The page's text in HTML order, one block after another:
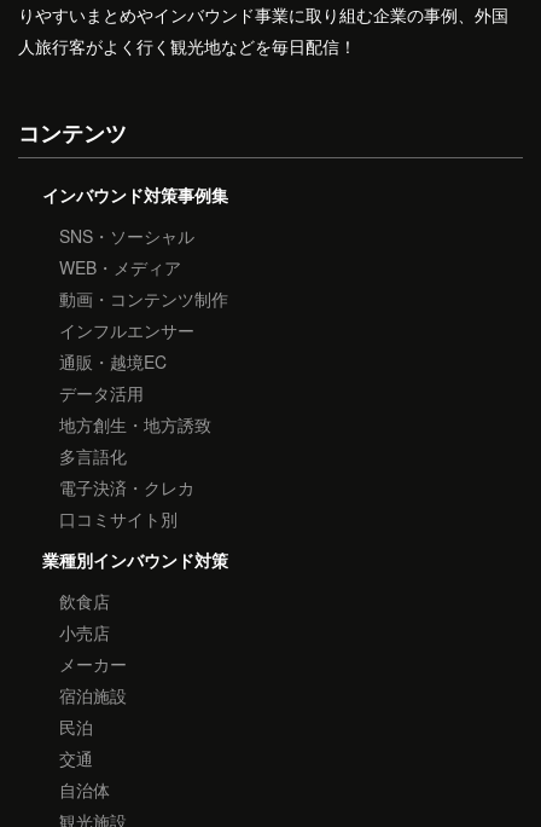
りやすいまとめやインバウンド事業に取り組む企業の事例、外国
人旅行客がよく行く観光地などを毎日配信！
コンテンツ
インバウンド対策事例集
SNS・ソーシャル
WEB・メディア
動画・コンテンツ制作
インフルエンサー
通販・越境EC
データ活用
地方創生・地方誘致
多言語化
電子決済・クレカ
口コミサイト別
業種別インバウンド対策
飲食店
小売店
メーカー
宿泊施設
民泊
交通
自治体
観光施設